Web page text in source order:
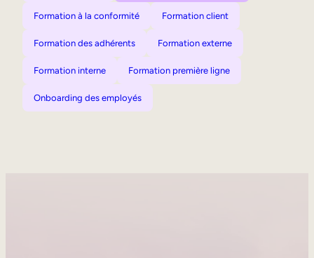
Formation à la conformité Formation client
Formation des adhérents Formation externe
Formation interne Formation première ligne
Onboarding des employés